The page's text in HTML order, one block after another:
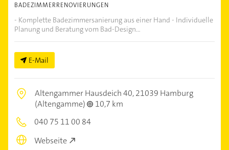
BADEZIMMERRENOVIERUNGEN
- Komplette Badezimmersanierung aus einer Hand - Individuelle
Planung und Beratung vom Bad-Design...
E-Mail
Altengammer Hausdeich 40,21039 Hamburg
(Altengamme)
10,7 km
040 75 11 00 84
Webseite